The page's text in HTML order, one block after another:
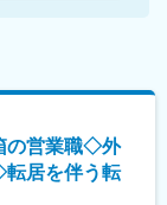
の営業職◇外
転居を伴う転